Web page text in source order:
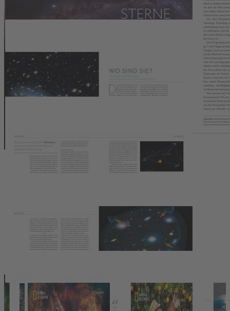
Planeten unseres Sonnensystems bis zu Himmelskarten für alle
Für alle, die zu den Sternen aufschauen und mehr wissen wollen,
bietet dieser reich illustrierte Weltraumatlas alles, was sie brauchen.
Von den Grundlagen der Weltraumwissenschaft und Karten aller
Planeten unseres Sonnensystems bis hin zu Himmelskarten für alle
vier Jahreszeiten und alle Sternbilder ist "Das große Buch der
Astronomie" von National Geographic das ultimative Werk, um den
Nachthimmel zu erleben und zu kennen. Erliegen auch Sie der
Faszination des Sternenhimmels.
zu den unzähligen Monden
Beeindruckende Astrofotografie:
Mehr als 350 Fotos
aufgenommen von der Erde und aus dem Weltraum
Sternenkarte:Tabellen und Hinweise zu allen Sternbildern
die von der nördlichen und südlichen Hemisphäre aus sichtbar
Pressestimmen
Wir haben andere Produkte gefunden, die Ihnen gefallen